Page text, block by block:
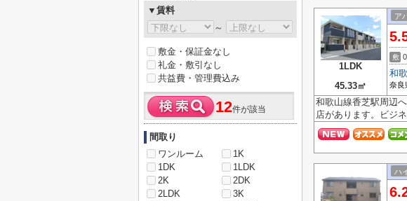
1LDK
45.33㎡
ア
敷
和
奈良
和歌山線香芝駅周辺
店があります。ビジ
ハ
▼賃料
～
敷金・保証金なし
礼金・敷引なし
共益費・管理費込み
12件が該当
間取り
ワンルーム
1K
1DK
1LDK
2K
2DK
2LDK
3K